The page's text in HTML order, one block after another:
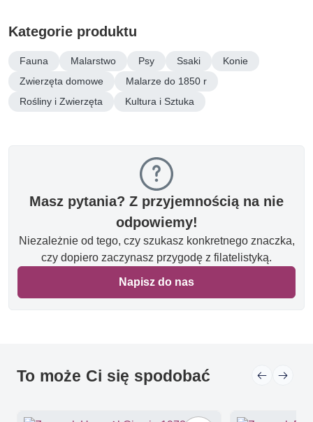
Kategorie produktu
Fauna Malarstwo Psy Ssaki
Konie
Zwierzęta domowe
Malarze do 1850 r
Rośliny i Zwierzęta
Kultura i Sztuka
Masz pytania? Z przyjemnością na nie
odpowiemy!
Niezależnie od tego, czy szukasz konkretnego znaczka,
czy dopiero zaczynasz przygodę z filatelistyką.
Napisz do nas
To może Ci się spodobać